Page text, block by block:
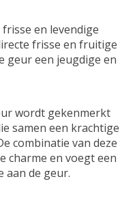
en levendige
frisse en fruitige
geur een jeugdige en
wordt gekenmerkt
samen een krachtige
combinatie van deze
charme en voegt een
aan de geur.